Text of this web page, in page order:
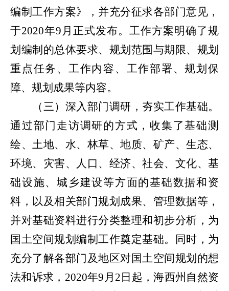
编制工作方案》，并充分征求各部门意见，
于2020年9 月正式发布。工作方案明确了规
划编制的总体要求、规划范围与期限、规划
重点任务、工作内容、工作部署、规划保
障、规划成果等内容。
（三）深入部门调研，夯实工作基础。
通过部门走访调研的方式，收集了基础测
绘、土地、水、林草、地质、矿产、生态、
环境、灾害、人口、经济、社会、文化、基
础设施、城乡建设等方面的基础数据和资
料，以及相关部门规划成果、管理数据等，
并对基础资料进行分类整理和初步分析，为
国土空间规划编制工作奠定基础。同时，为
充分了解各部门及地区对国土空间规划的想
法和诉求， 2020年9 月 2 日 起，海西州自然资